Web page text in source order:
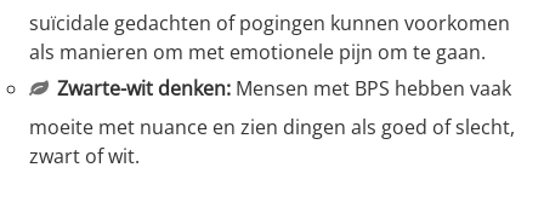
suïcidale gedachten of pogingen kunnen voorkomen
als manieren om met emotionele pijn om te gaan.
Zwarte-wit denken:Mensen met BPS hebben vaak
moeite met nuance en zien dingen als goed of slecht,
zwart of wit.